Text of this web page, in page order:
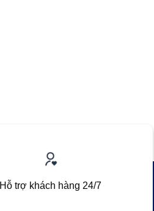
Hỗ trợ khách hàng 24/7